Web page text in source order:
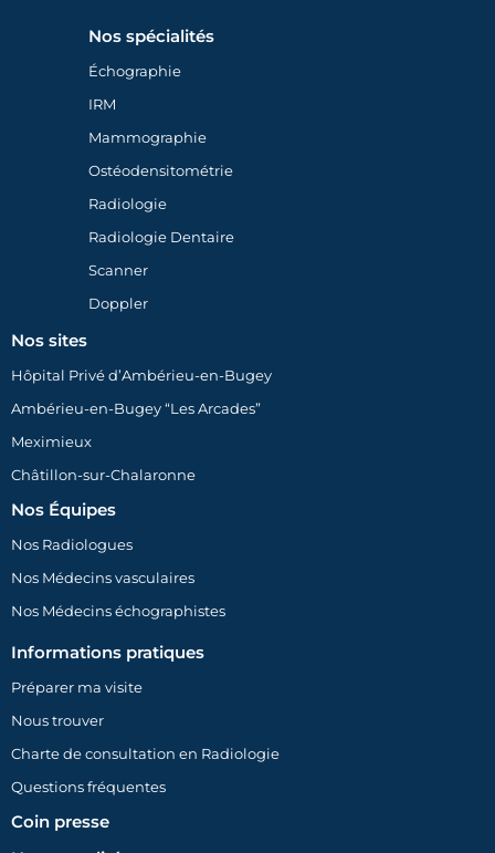
Nos spécialités
Échographie
IRM
Mammographie
Ostéodensitométrie
Radiologie
Radiologie Dentaire
Scanner
Doppler
Nos sites
Hôpital Privé d’Ambérieu-en-Bugey
Ambérieu-en-Bugey “Les Arcades”
Meximieux
Châtillon-sur-Chalaronne
Nos Équipes
Nos Radiologues
Nos Médecins vasculaires
Nos Médecins échographistes
Informations pratiques
Préparer ma visite
Nous trouver
Charte de consultation en Radiologie
Questions fréquentes
Coin presse